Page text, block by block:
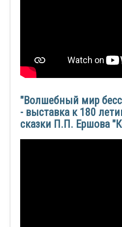
"Волшебный мир
- выставка к 180
сказки П.П. Ершова